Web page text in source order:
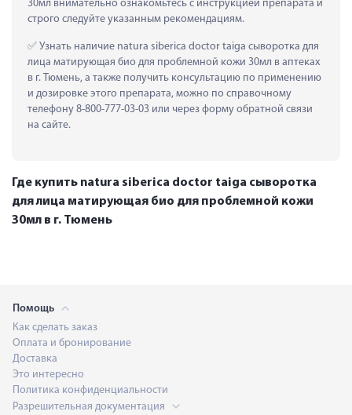
30мл внимательно ознакомьтесь с инструкцией препарата и
строго следуйте указанным рекомендациям.
Узнать наличие natura siberica doctor taiga сыворотка для
лица матирующая био для проблемной кожи 30мл в аптеках
в г. Тюмень, а также получить консультацию по применению
и дозировке этого препарата, можно по справочному
телефону 8-800-777-03-03 или через форму обратной связи
на сайте.
Где купить natura siberica doctor taiga сыворотка
для лица матирующая био для проблемной кожи
30мл в г. Тюмень
Помощь
Как сделать заказ
Оплата и бронирование
Доставка
Это интересно
Политика конфиденциальности
Разрешительная документация